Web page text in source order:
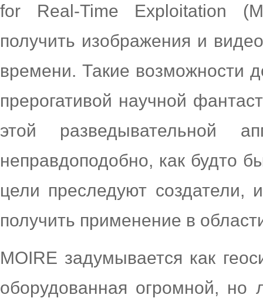
for Real-Time Exploitation
получить изображения и
времени. Такие возможности
прерогативой научной
этой разведывательной
неправдоподобно, как будто
цели преследуют создатели,
получить применение в
MOIRE задумывается как
оборудованная огромной, но